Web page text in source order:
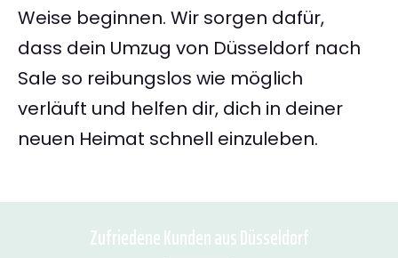
Weise beginnen. Wir sorgen dafür,
dass dein Umzug von Düsseldorf nach
Sale so reibungslos wie möglich
verläuft und helfen dir, dich in deiner
neuen Heimat schnell einzuleben.
Zufriedene Kunden aus Düsseldorf